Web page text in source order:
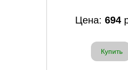
Цена: 694
Купить